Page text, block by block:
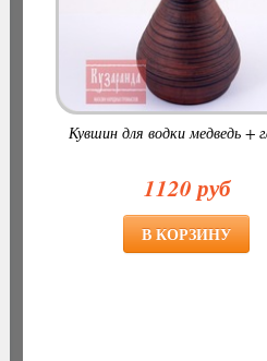
Кувшин для водки медведь +
1120 руб